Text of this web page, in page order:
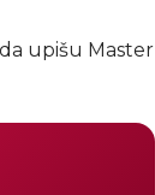
upišu Master